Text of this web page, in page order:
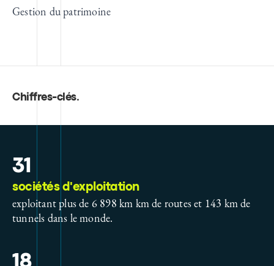
Gestion du patrimoine
Chiffres-clés.
31
sociétés d'exploitation
exploitant plus de 6 898 km km de routes et 143 km de
tunnels dans le monde.
18